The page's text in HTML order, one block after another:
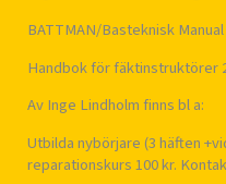
BATTMAN/Basteknisk
Handbok för fäktinstruktörer
Av Inge Lindholm finns bl a:
Utbilda nybörjare (3 häften
reparationskurs 100 kr.